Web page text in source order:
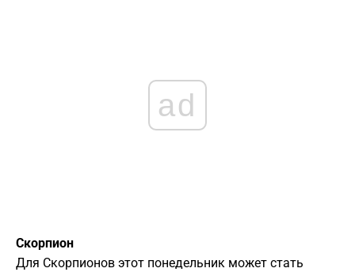
ad
Скорпион
Для Скорпионов этот понедельник может стать